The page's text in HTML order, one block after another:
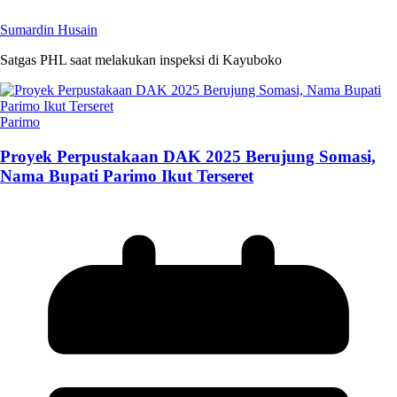
Sumardin Husain
Satgas PHL saat melakukan inspeksi di Kayuboko
Parimo
Proyek Perpustakaan DAK 2025 Berujung Somasi,
Nama Bupati Parimo Ikut Terseret